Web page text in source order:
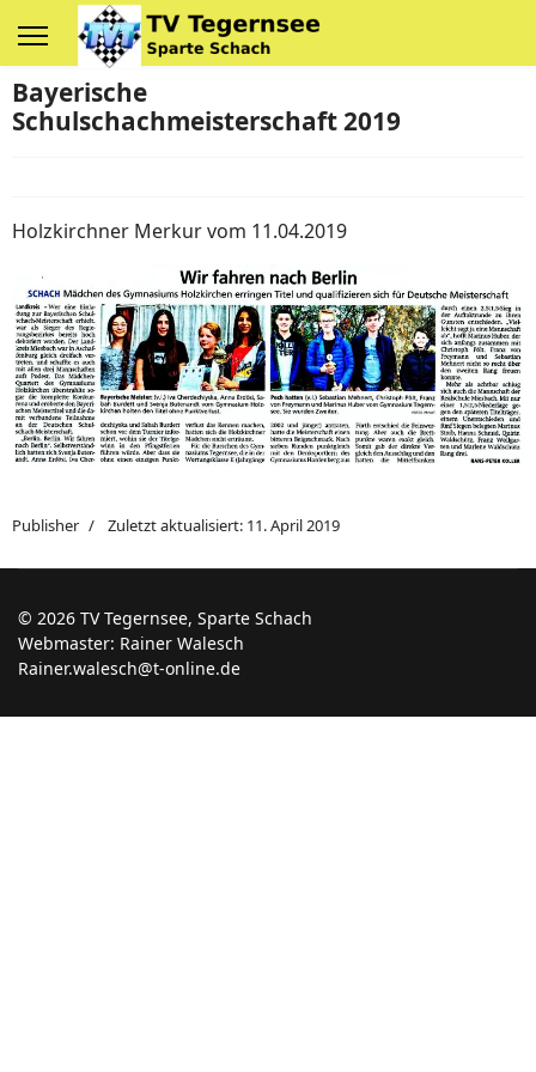
Bayerische
Schulschachmeisterschaft 2019
Holzkirchner Merkur vom 11.04.2019
Publisher Zuletzt aktualisiert: 11. April 2019
© 2026 TV Tegernsee, Sparte Schach
Webmaster: Rainer Walesch
Rainer.walesch@t-online.de